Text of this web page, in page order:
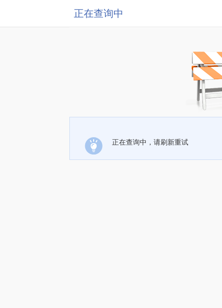
正在查询中
正在查询中，请刷新重试